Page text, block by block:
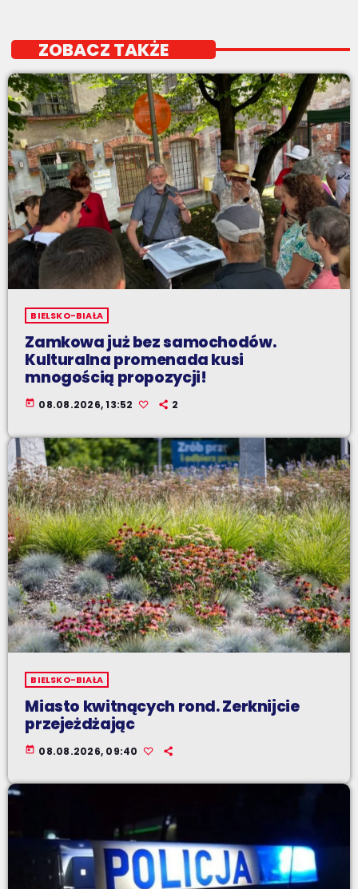
ZOBACZ TAKŻE
BIELSKO-BIAŁA
Zamkowa już bez samochodów.
Kulturalna promenada kusi
mnogością propozycji!
today 08.08.2026, 13:52 2
BIELSKO-BIAŁA
Miasto kwitnących rond. Zerknijcie
przejeżdżając
today 08.08.2026, 09:40